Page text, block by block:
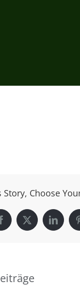
Story, Choose
Facebook
X